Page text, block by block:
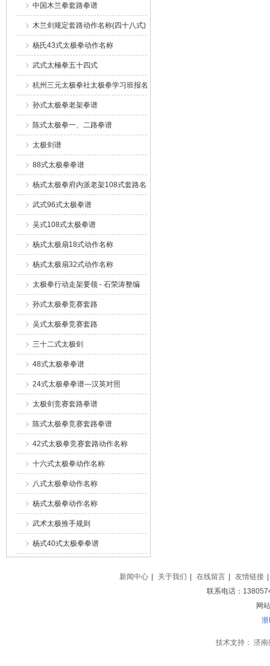
中国木兰拳套路拳谱
木兰剑规定套路动作名称(四十八式)
杨氏43式太极拳动作名称
武式太極拳五十四式
杭州三元太极拳社太极拳学习班报名表
孙式太极拳老架拳谱
陈式太极拳一、二路拳谱
太极剑谱
88式太极拳拳谱
杨式太极拳府内派老架108式套路名称
武式96式太极拳谱
吴式108式太极拳谱
杨式太极扇18式动作名称
杨式太极扇32式动作名称
太极拳行动走架要领 - 石荣涛整编
孙式太极拳竞赛套路
吴式太极拳竞赛套路
三十二式太极剑
48式太极拳拳谱
24式太极拳拳谱---汉英对照
太极剑竞赛套路拳谱
陈式太极拳竞赛套路拳谱
42式太极拳竞赛套路动作名称
十六式太极拳动作名称
八式太极拳动作名称
杨式太极拳动作名称
武术太极推手规则
杨式40式太极拳拳谱
新闻中心 关于我们 在线留言 友情链接
联系电话：
网
技术支持： 济南